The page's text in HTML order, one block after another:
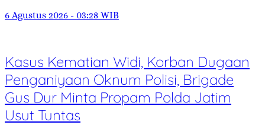
6 Agustus 2026 - 03:28 WIB
Kasus Kematian Widi, Korban Dugaan
Penganiyaan Oknum Polisi, Brigade
Gus Dur Minta Propam Polda Jatim
Usut Tuntas